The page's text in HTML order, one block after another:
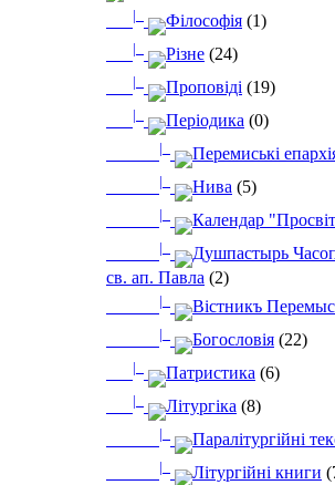
|_ Філософія (1)
|_ Різне (24)
|_ Проповіді (19)
|_ Періодика (0)
|_ Перемиські
|_ Нива (5)
|_ Календар
|_
Душпастырь
св. ап. Павла (2)
|_ Вістникъ
|_ Богословія (22)
|_ Патристика (6)
|_ Літургіка (8)
|_ Паралітургійні
|_ Літургійні книги